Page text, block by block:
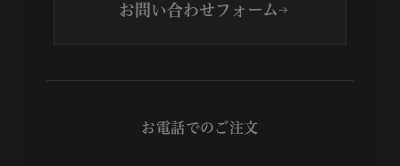
お問い合わせフォーム
お電話でのご注文